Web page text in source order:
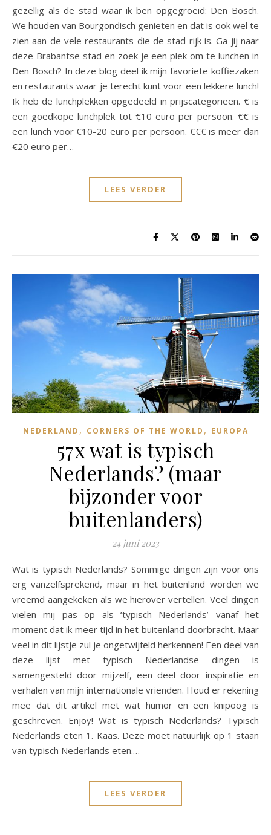
gezellig als de stad waar ik ben opgegroeid: Den Bosch.
We houden van Bourgondisch genieten en dat is ook wel te
zien aan de vele restaurants die de stad rijk is. Ga jij naar
deze Brabantse stad en zoek je een plek om te lunchen in
Den Bosch? In deze blog deel ik mijn favoriete koffiezaken
en restaurants waar je terecht kunt voor een lekkere lunch!
Ik heb de lunchplekken opgedeeld in prijscategorieën. € is
een goedkope lunchplek tot €10 euro per persoon. €€ is
een lunch voor €10-20 euro per persoon. €€€ is meer dan
€20 euro per…
LEES VERDER
NEDERLAND , CORNERS OF THE WORLD , EUROPA
57x wat is typisch
Nederlands? (maar
bijzonder voor
buitenlanders)
24 juni 2023
Wat is typisch Nederlands? Sommige dingen zijn voor ons
erg vanzelfsprekend, maar in het buitenland worden we
vreemd aangekeken als we hierover vertellen. Veel dingen
vielen mij pas op als ‘typisch Nederlands’ vanaf het
moment dat ik meer tijd in het buitenland doorbracht. Maar
veel in dit lijstje zul je ongetwijfeld herkennen! Een deel van
deze lijst met typisch Nederlandse dingen is
samengesteld door mijzelf, een deel door inspiratie en
verhalen van mijn internationale vrienden. Houd er rekening
mee dat dit artikel met wat humor en een knipoog is
geschreven. Enjoy! Wat is typisch Nederlands? Typisch
Nederlands eten 1. Kaas. Deze moet natuurlijk op 1 staan
van typisch Nederlands eten.…
LEES VERDER